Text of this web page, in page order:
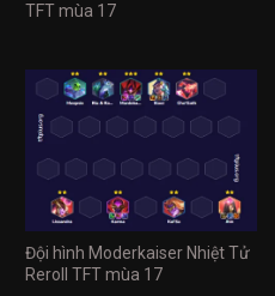
TFT mùa 17
Đội hình Moderkaiser Nhiệt Tử
Reroll TFT mùa 17